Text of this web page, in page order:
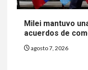
Milei mantuvo
acuerdos de
agosto 7, 2026